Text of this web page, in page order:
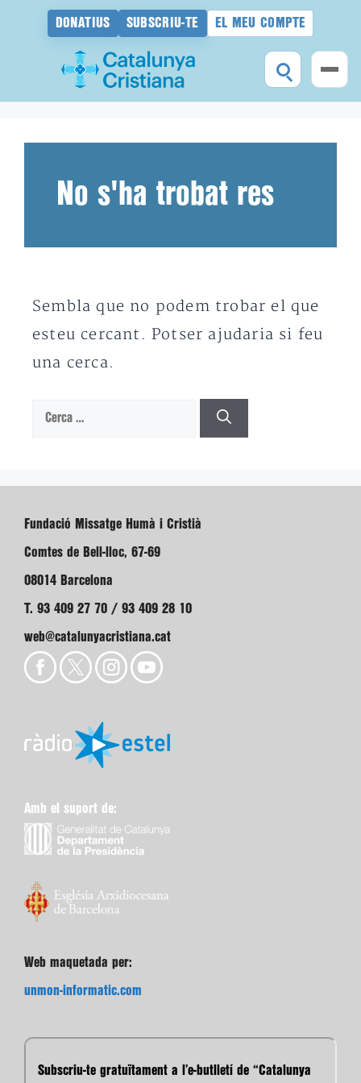
DONATIUS SUBSCRIU-TE EL MEU COMPTE
No s'ha trobat res
Sembla que no podem trobar el que
esteu cercant. Potser ajudaria si feu
una cerca.
Cerca:
Fundació Missatge Humà i Cristià
Comtes de Bell-lloc, 67-69
08014 Barcelona
T. 93 409 27 70 / 93 409 28 10
web@catalunyacristiana.cat
Amb el suport de:
Web maquetada per:
unmon-informatic.com
Subscriu-te gratuïtament a l’e-butlletí de “Catalunya